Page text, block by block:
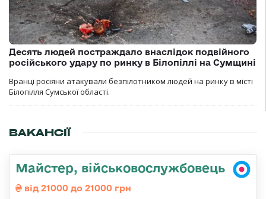
Десять людей постраждало внаслідок подвійного
російського удару по ринку в Білопіллі на Сумщині
Вранці росіяни атакували безпілотником людей на ринку в місті
Білопілля Сумської області.
ВАКАНСІЇ
Майстер, військовослужбовець
від 21000 до 21000 грн